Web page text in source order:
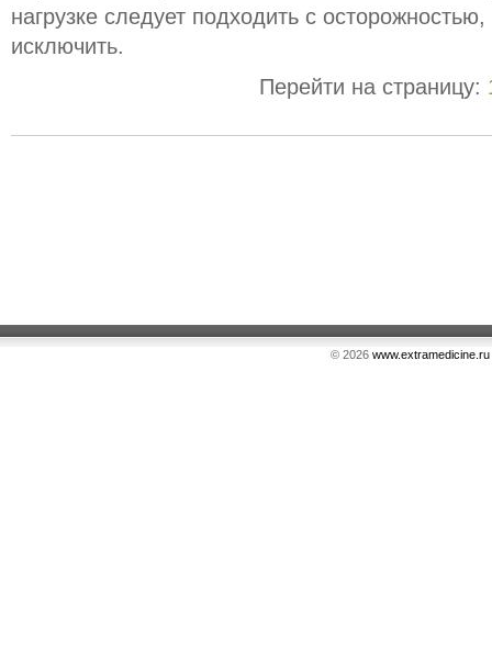
нагрузке следует подходить с
исключить.
Перейти на страницу:
© 2026 www.extramedicine.ru